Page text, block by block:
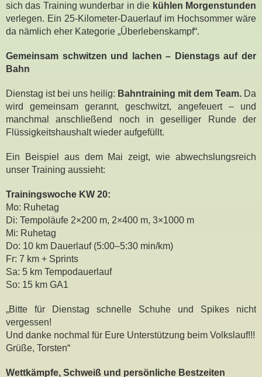
sich das Training wunderbar in die kühlen Morgenstunden
verlegen. Ein 25-Kilometer-Dauerlauf im Hochsommer wäre
da nämlich eher Kategorie „Überlebenskampf“.
Gemeinsam schwitzen und lachen – Dienstags auf der
Bahn
Dienstag ist bei uns heilig: Bahntraining mit dem Team. Da
wird gemeinsam gerannt, geschwitzt, angefeuert – und
manchmal anschließend noch in geselliger Runde der
Flüssigkeitshaushalt wieder aufgefüllt.
Ein Beispiel aus dem Mai zeigt, wie abwechslungsreich
unser Training aussieht:
Trainingswoche KW 20:
Mo: Ruhetag
Di: Tempoläufe 2×200 m, 2×400 m, 3×1000 m
Mi: Ruhetag
Do: 10 km Dauerlauf (5:00–5:30 min/km)
Fr: 7 km + Sprints
Sa: 5 km Tempodauerlauf
So: 15 km GA1
„Bitte für Dienstag schnelle Schuhe und Spikes nicht
vergessen!
Und danke nochmal für Eure Unterstützung beim Volkslauf!!!
Grüße, Torsten“
Wettkämpfe, Schweiß und persönliche Bestzeiten